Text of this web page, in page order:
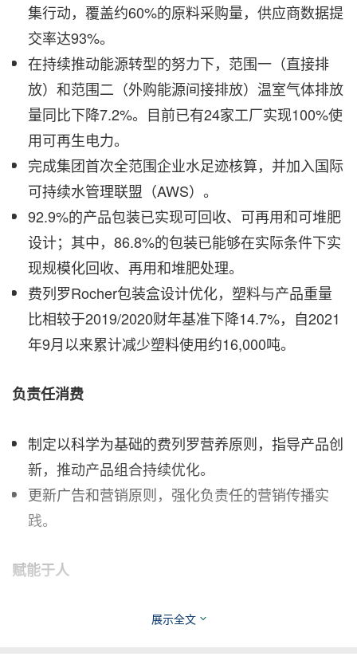
集行动，覆盖约60%的原料采购量，供应商数据提
交率达93%。
在持续推动能源转型的努力下，范围一（直接排
放）和范围二（外购能源间接排放）温室气体排放
量同比下降7.2%。目前已有24家工厂实现100%使
用可再生电力。
完成集团首次全范围企业水足迹核算，并加入国际
可持续水管理联盟（AWS）。
92.9%的产品包装已实现可回收、可再用和可堆肥
设计；其中，86.8%的包装已能够在实际条件下实
现规模化回收、再用和堆肥处理。
费列罗Rocher包装盒设计优化，塑料与产品重量
比相较于2019/2020财年基准下降14.7%，自2021
年9月以来累计减少塑料使用约16,000吨。
负责任消费
制定以科学为基础的费列罗营养原则，指导产品创
新，推动产品组合持续优化。
更新广告和营销原则，强化负责任的营销传播实
践。
赋能于人
打造包容与尊重的职场文化，在全球运营范围内支
展示全文